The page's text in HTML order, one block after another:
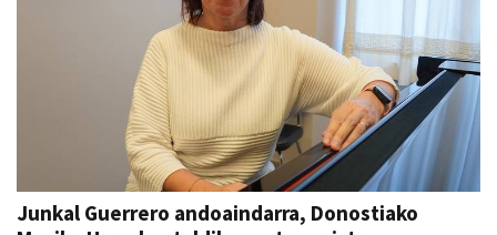
Junkal Guerrero andoaindarra, Donostiako